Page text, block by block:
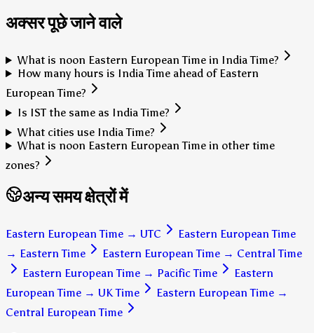
अक्सर पूछे जाने वाले
What is noon Eastern European Time in India Time?
How many hours is India Time ahead of Eastern
European Time?
Is IST the same as India Time?
What cities use India Time?
What is noon Eastern European Time in other time
zones?
अन्य समय क्षेत्रों में
Eastern European Time → UTC
Eastern European Time
→ Eastern Time Eastern European Time → Central Time
Eastern European Time → Pacific Time
Eastern
European Time → UK Time Eastern European Time →
Central European Time